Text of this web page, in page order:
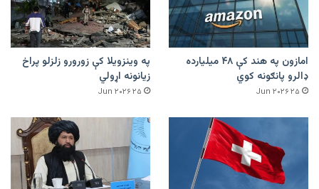
امازون په هند کې ۴۸ میلیارده
ډالرو پانګونه کوي
۲۵ Jun ۲۰۲۶
په وینزویلا کې زورورو زلزلو پراخ
زیانونه اړولي
۲۵ Jun ۲۰۲۶